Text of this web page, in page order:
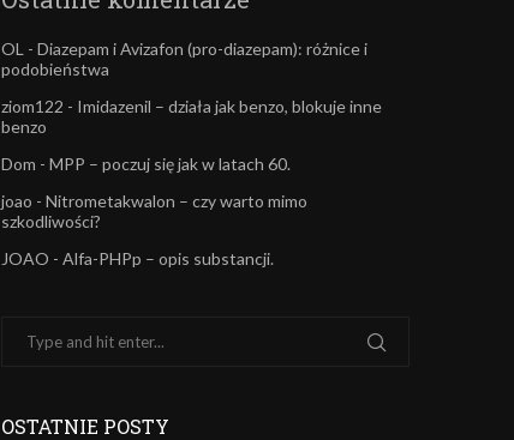
OL - Diazepam i Avizafon (pro-diazepam): różnice i
podobieństwa
ziom122 - Imidazenil – działa jak benzo, blokuje inne
benzo
Dom - MPP – poczuj się jak w latach 60.
joao - Nitrometakwalon – czy warto mimo
szkodliwości?
JOAO - Alfa-PHPp – opis substancji.
OSTATNIE POSTY